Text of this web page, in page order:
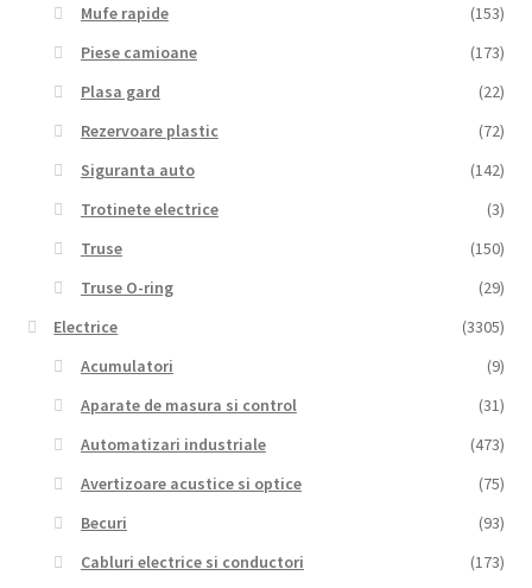
Mufe rapide
(153)
Piese camioane
(173)
Plasa gard
(22)
Rezervoare plastic
(72)
Siguranta auto
(142)
Trotinete electrice
(3)
Truse
(150)
Truse O-ring
(29)
Electrice
(3305)
Acumulatori
(9)
Aparate de masura si control
(31)
Automatizari industriale
(473)
Avertizoare acustice si optice
(75)
Becuri
(93)
Cabluri electrice si conductori
(173)